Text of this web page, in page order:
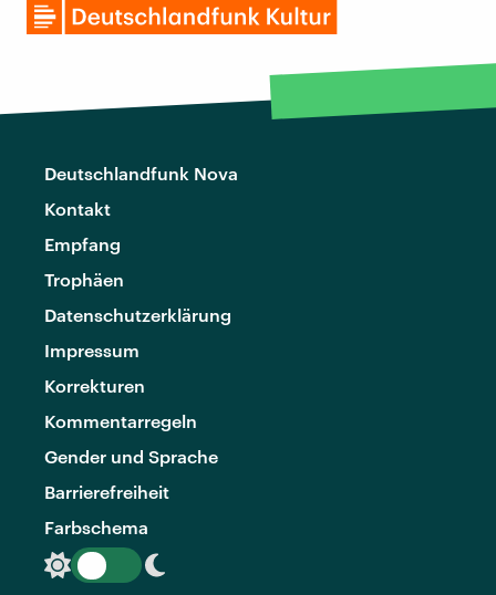
Deutschlandfunk Nova
Kontakt
Empfang
Trophäen
Datenschutzerklärung
Impressum
Korrekturen
Kommentarregeln
Gender und Sprache
Barrierefreiheit
Farbschema